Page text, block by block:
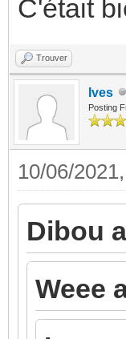
Il
séparer
Après,
Il faut
rigide
de